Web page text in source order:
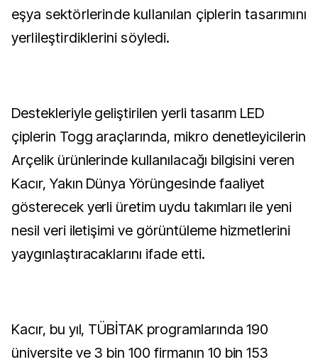
eşya sektörlerinde kullanılan çiplerin tasarımını
yerlileştirdiklerini söyledi.
Destekleriyle geliştirilen yerli tasarım LED
çiplerin Togg araçlarında, mikro denetleyicilerin
Arçelik ürünlerinde kullanılacağı bilgisini veren
Kacır, Yakın Dünya Yörüngesinde faaliyet
gösterecek yerli üretim uydu takımları ile yeni
nesil veri iletişimi ve görüntüleme hizmetlerini
yaygınlaştıracaklarını ifade etti.
Kacır, bu yıl, TÜBİTAK programlarında 190
üniversite ve 3 bin 100 firmanın 10 bin 153